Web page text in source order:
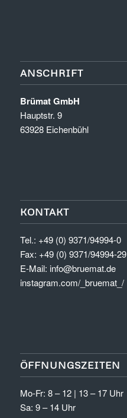
ANSCHRIFT
Brümat GmbH
Hauptstr. 9
63928 Eichenbühl
KONTAKT
Tel.: +49 (0) 9371/94994-0
Fax: +49 (0) 9371/94994-29
E-Mail: info@bruemat.de
instagram.com/_bruemat_/
ÖFFNUNGSZEITEN
Mo-Fr: 8 – 12 | 13 – 17 Uhr
Sa: 9 – 14 Uhr